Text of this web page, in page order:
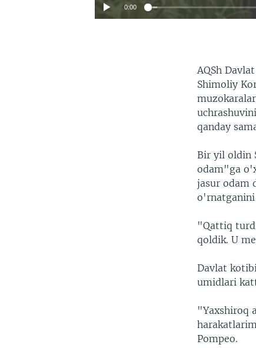
0:00
AQSh
Shimoliy
qanday
Bir yil oldin
odam"ga
jasur odam
"Qattiq
qoldik. U
Davlat
umidlari
"Yaxshiroq
Pompeo.